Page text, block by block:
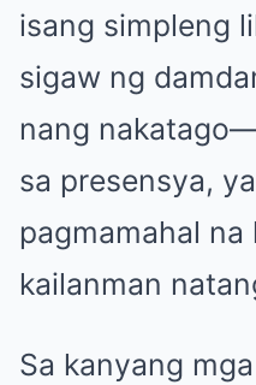
isang simpleng
sigaw ng
nang
sa presensya,
pagmamahal na
kailanman
Sa kanyang